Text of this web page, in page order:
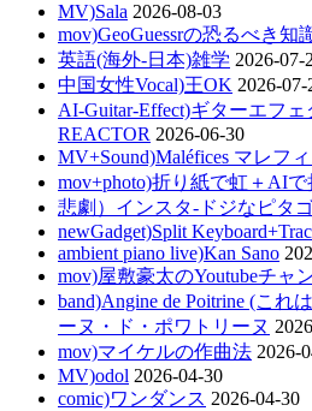
MV)Sala 2026-08-03
mov)GeoGuessrの恐るべき知
英語(海外-日本)雑学 2026-07-
中国女性Vocal)王OK 2026-07-
AI-Guitar-Effect)ギターエフ
REACTOR 2026-06-30
MV+Sound)Maléfices マレフ
mov+photo)折り紙で虹＋AI
悲劇）インスタ-ドジなピタ
newGadget)Split
ambient piano live)Kan Sano
mov)屋敷豪太のYoutubeチャ
band)Angine de Poitrine (これ
ーヌ・ド・ポワトリーヌ
mov)マイケルの作曲法 2026-
MV)odol 2026-04-30
comic)ワンダンス 2026-04-30